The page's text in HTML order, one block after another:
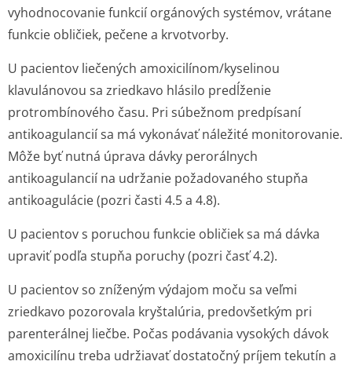
vyhodnocovanie funkcií orgánových systémov, vrátane
funkcie obličiek, pečene a krvotvorby.
U pacientov liečených amoxicilínom/ky­selinou
klavulánovou sa zriedkavo hlásilo predĺženie
protrombínového času. Pri súbežnom predpísaní
antikoagulancií sa má vykonávať náležité monitorovanie.
Môže byť nutná úprava dávky perorálnych
antikoagulancií na udržanie požadovaného stupňa
antikoagulácie (pozri časti 4.5 a 4.8).
U pacientov s poruchou funkcie obličiek sa má dávka
upraviť podľa stupňa poruchy (pozri časť 4.2).
U pacientov so zníženým výdajom moču sa veľmi
zriedkavo pozorovala kryštalúria, predovšetkým pri
parenterálnej liečbe. Počas podávania vysokých dávok
amoxicilínu treba udržiavať dostatočný príjem tekutín a